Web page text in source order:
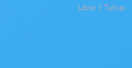
Libur / Tutup